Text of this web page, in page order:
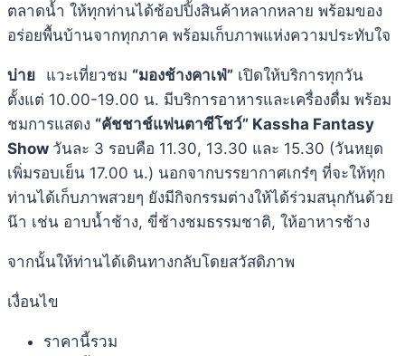
ตลาดน้ำ ให้ทุกท่านได้ช้อปปิ้งสินค้าหลากหลาย พร้อมของ
อร่อยพื้นบ้านจากทุกภาค พร้อมเก็บภาพแห่งความประทับใจ
บ่าย แวะเที่ยวชม “มองช้างคาเฟ่” เปิดให้บริการทุกวัน
ตั้งแต่ 10.00-19.00 น. มีบริการอาหารและเครื่องดื่ม พร้อม
ชมการแสดง “คัชชาช์แฟนตาซีโชว์” Kassha Fantasy
Show วันละ 3 รอบคือ 11.30, 13.30 และ 15.30 (วันหยุด
เพิ่มรอบเย็น 17.00 น.) นอกจากบรรยากาศเกร๋ๆ ที่จะให้ทุก
ท่านได้เก็บภาพสวยๆ ยังมีกิจกรรมต่างให้ได้ร่วมสนุกกันด้วย
น๊า เช่น อาบน้ำช้าง, ขี่ช้างชมธรรมชาติ, ให้อาหารช้าง
จากนั้นให้ท่านได้เดินทางกลับโดยสวัสดิภาพ
เงื่อนไข
ราคานี้รวม